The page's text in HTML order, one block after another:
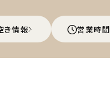
き情報 営業時間